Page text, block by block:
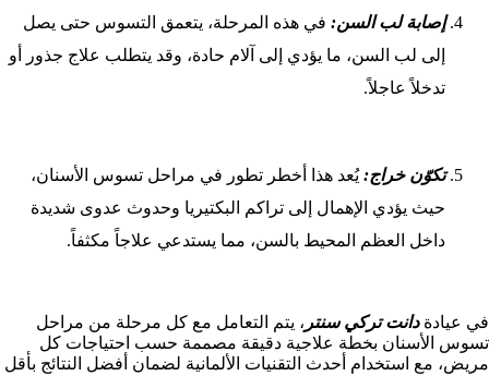
إصابة لب السن: في هذه المرحلة، يتعمق التسوس حتى يصل
إلى لب السن، ما يؤدي إلى آلام حادة، وقد يتطلب علاج جذور أو
تدخلاً عاجلاً.
تكوّن خراج:يُعد هذا أخطر تطور في مراحل تسوس الأسنان،
حيث يؤدي الإهمال إلى تراكم البكتيريا وحدوث عدوى شديدة
داخل العظم المحيط بالسن، مما يستدعي علاجاً مكثفاً.
في عيادةدانت تركي سنتر ، يتم التعامل مع كل مرحلة من مراحل
تسوس الأسنان بخطة علاجية دقيقة مصممة حسب احتياجات كل
مريض، مع استخدام أحدث التقنيات الألمانية لضمان أفضل النتائج بأقل